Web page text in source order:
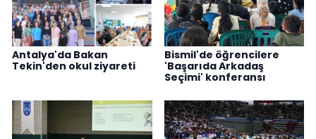
Antalya'da Bakan
Tekin'den okul ziyareti
Bismil'de öğrencilere
'Başarıda Arkadaş
Seçimi' konferansı